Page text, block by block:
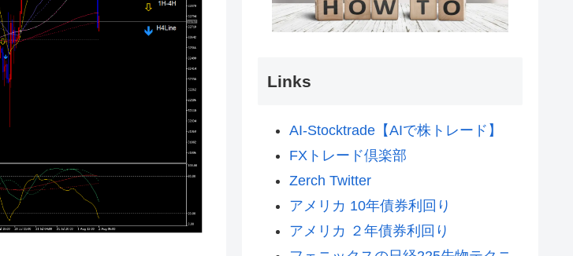
Links
AI-Stocktrade【AIで株トレード】
FXトレード倶楽部
Zerch Twitter
アメリカ 10年債券利回り
アメリカ ２年債券利回り